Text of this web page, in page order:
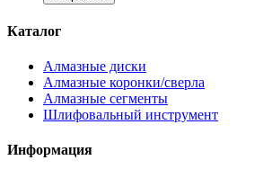
Каталог
Алмазные диски
Алмазные коронки/сверла
Алмазные сегменты
Шлифовальный инструмент
Информация